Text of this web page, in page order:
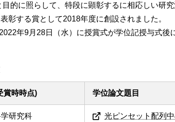
的に照らして、特段に顕彰するに相応しい研
彰する賞として2018年度に創設されました。
年9月28日（水）に授賞式が学位記授与式
賞時時点) 学位論文題目
研究科
光ピンセット配列